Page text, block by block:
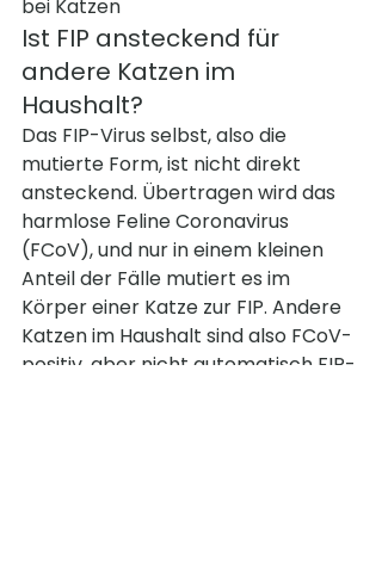
bei Katzen
Ist FIP ansteckend für
andere Katzen im
Haushalt?
Das FIP-Virus selbst, also die
mutierte Form, ist nicht direkt
ansteckend. Übertragen wird das
harmlose Feline Coronavirus
(FCoV), und nur in einem kleinen
Anteil der Fälle mutiert es im
Körper einer Katze zur FIP. Andere
Katzen im Haushalt sind also FCoV-
positiv, aber nicht automatisch FIP-